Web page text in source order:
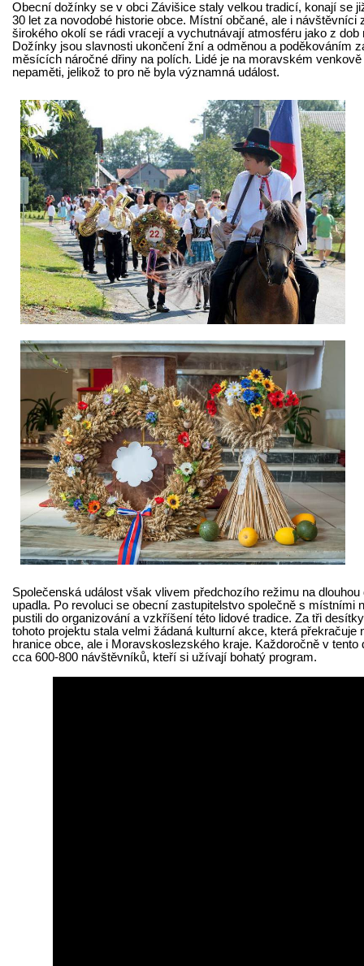
Obecní dožínky se v obci Závišice staly velkou tradicí, konají se
30 let za novodobé historie obce. Místní občané, ale i návštěvníci
širokého okolí se rádi vracejí a vychutnávají atmosféru jako z dob
Dožínky jsou slavnosti ukončení žní a odměnou a poděkováním
měsících náročné dřiny na polích. Lidé je na moravském venkově
nepaměti, jelikož to pro ně byla významná událost.
Společenská událost však vlivem předchozího režimu na dlouhou
upadla. Po revoluci se obecní zastupitelstvo společně s místními
pustili do organizování a vzkříšení této lidové tradice. Za tři
tohoto projektu stala velmi žádaná kulturní akce, která překračuje
hranice obce, ale i Moravskoslezského kraje. Každoročně v tento
cca 600-800 návštěvníků, kteří si užívají bohatý program.